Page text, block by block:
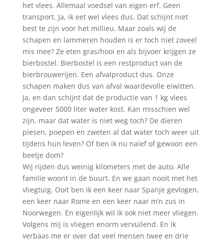
het vlees. Allemaal voedsel van eigen erf. Geen
transport. Ja, ik eet wel vlees dus. Dat schijnt niet
best te zijn voor het millieu. Maar zoals wij de
schapen en lammeren houden is er toch niet zoveel
mis mee? Ze eten gras/hooi en als bijvoer krijgen ze
bierbostel. Bierbostel is een restproduct van de
bierbrouwerijen. Een afvalproduct dus. Onze
schapen maken dus van afval waardevolle eiwitten.
Ja, en dan schijnt dat de productie van 1 kg vlees
ongeveer 5000 liter water kost. Kan misschien wel
zijn, maar dat water is niet weg toch? De dieren
piesen, poepen en zweten al dat water toch weer uit
tijdens hun leven? Of ben ik nu naïef of gewoon een
beetje dom?
Wij rijden dus weinig kilometers met de auto. Alle
familie woont in de buurt. En we gaan nooit met het
vliegtuig. Ooit ben ik een keer naar Spanje gevlogen,
een keer naar Rome en een keer naar m’n zus in
Noorwegen. En eigenlijk wil ik ook niet meer vliegen.
Volgens mij is vliegen enorm vervuilend. En ik
verbaas me er over dat veel mensen twee en drie